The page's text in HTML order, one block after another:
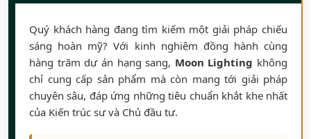
Quý khách hàng đang tìm kiếm một giải pháp chiếu
sáng hoàn mỹ? Với kinh nghiệm đồng hành cùng
hàng trăm dự án hạng sang, Moon Lighting không
chỉ cung cấp sản phẩm mà còn mang tới giải pháp
chuyên sâu, đáp ứng những tiêu chuẩn khắt khe nhất
của Kiến trúc sư và Chủ đầu tư.